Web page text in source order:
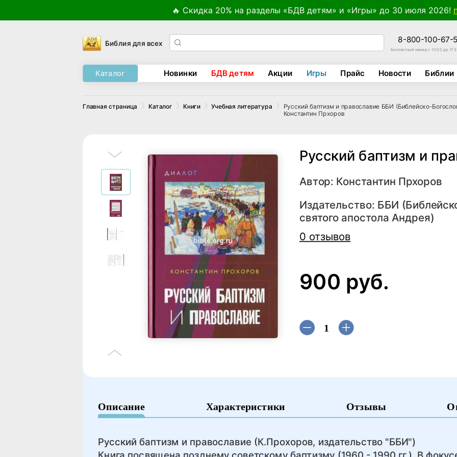
🔥 Скидка 20% на разделы «БДВ детям» и «Игры» до 30 июля 2026!
Библия для всех 8-800-100-67-
Бесплатный номер с 10:00 до
Каталог Новинки БДВ детям Акции Игры Прайс Новости Библии
Главная страница Каталог Книги Учебная литература Русский баптизм и православие ББИ (Библейско-
Константин Прхоров
Русский баптизм и
Автор: Константин Прхоров
Издательство: ББИ
святого апостола Андрея)
0 отзывов
900 руб.
Описание Характеристики Отзывы
Русский баптизм и православие (К.Прохоров, издательство "ББИ")